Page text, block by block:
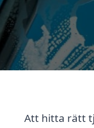
Att hitta rätt